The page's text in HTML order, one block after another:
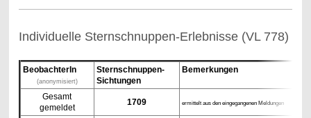
Individuelle Sternschnuppen-Erlebnisse (VL 778)
BeobachterIn
(anonymisiert)
Sternschnuppen-
Sichtungen
Bemerkungen
Gesamt
gemeldet
1709 ermittelt aus den eingegangenen Meldungen